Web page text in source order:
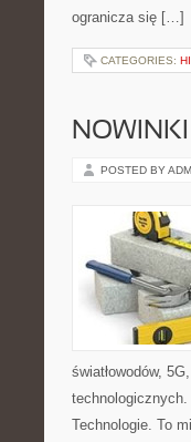
ogranicza się […]
CATEGORIES:
POSTED BY
światłowodów,
Technologie. To